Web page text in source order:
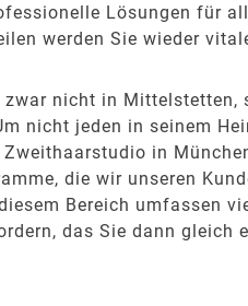
Lösungen für
werden Sie wieder
nicht in Mittelstetten,
nicht jeden in seinem
in
die wir unseren
Bereich umfassen
das Sie dann gleich